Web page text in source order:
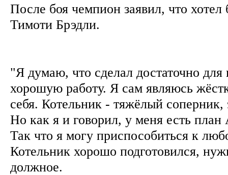
После боя чемпион заявил, что хотел
Тимоти Брэдли.
"Я думаю, что сделал достаточно
хорошую работу. Я сам являюсь
себя. Котельник - тяжёлый
Но как я и говорил, у меня есть
Так что я могу приспособиться к
Котельник хорошо подготовился,
должное.